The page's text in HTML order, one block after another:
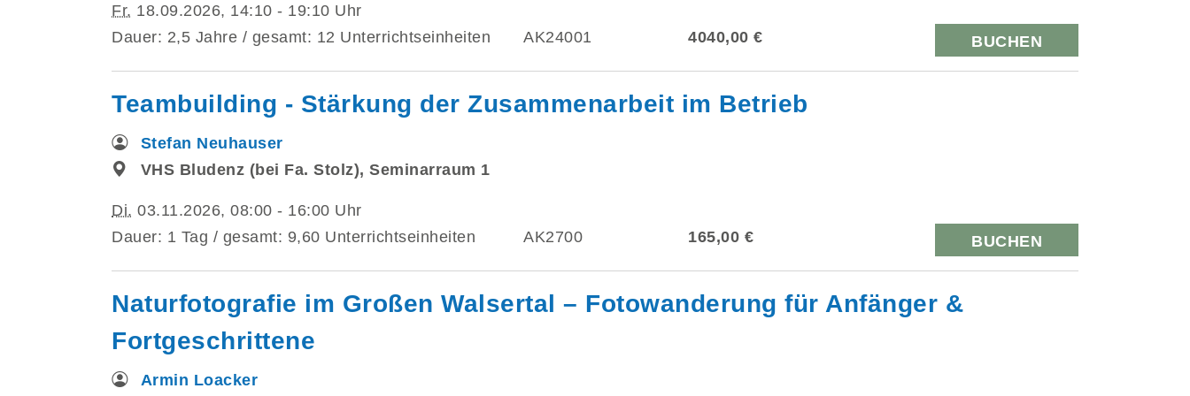
Fr. 18.09.2026, 14:10 - 19:10 Uhr
Dauer: 2,5 Jahre / gesamt: 12 Unterrichtseinheiten
AK24001 4040,00 € BUCHEN
Teambuilding - Stärkung der Zusammenarbeit im Betrieb
Stefan Neuhauser
VHS Bludenz (bei Fa. Stolz), Seminarraum 1
Di. 03.11.2026, 08:00 - 16:00 Uhr
Dauer: 1 Tag / gesamt: 9,60 Unterrichtseinheiten
AK2700 165,00 € BUCHEN
Naturfotografie im Großen Walsertal – Fotowanderung für Anfänger &
Fortgeschrittene
Armin Loacker